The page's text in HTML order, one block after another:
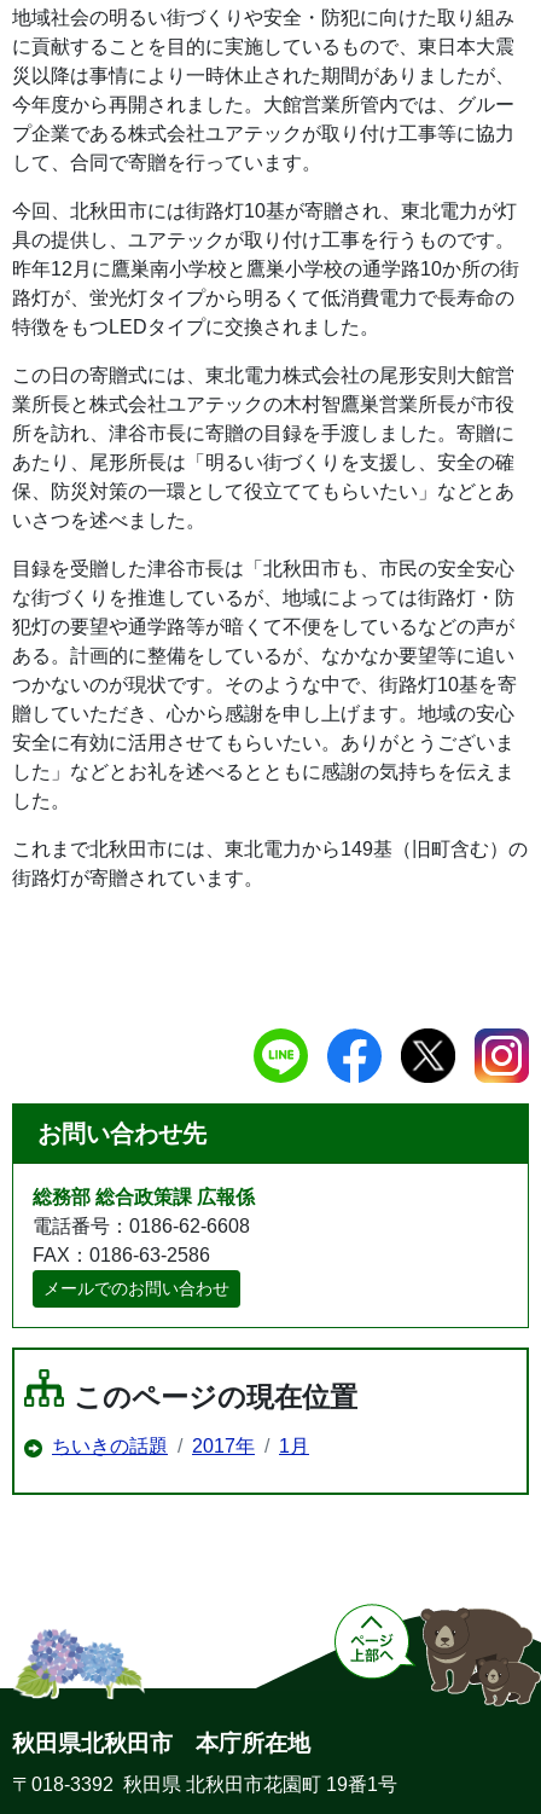
地域社会の明るい街づくりや安全・防犯に向けた取り組み
に貢献することを目的に実施しているもので、東日本大震
災以降は事情により一時休止された期間がありましたが、
今年度から再開されました。大館営業所管内では、グルー
プ企業である株式会社ユアテックが取り付け工事等に協力
して、合同で寄贈を行っています。
今回、北秋田市には街路灯10基が寄贈され、東北電力が灯
具の提供し、ユアテックが取り付け工事を行うものです。
昨年12月に鷹巣南小学校と鷹巣小学校の通学路10か所の街
路灯が、蛍光灯タイプから明るくて低消費電力で長寿命の
特徴をもつLEDタイプに交換されました。
この日の寄贈式には、東北電力株式会社の尾形安則大館営
業所長と株式会社ユアテックの木村智鷹巣営業所長が市役
所を訪れ、津谷市長に寄贈の目録を手渡しました。寄贈に
あたり、尾形所長は「明るい街づくりを支援し、安全の確
保、防災対策の一環として役立ててもらいたい」などとあ
いさつを述べました。
目録を受贈した津谷市長は「北秋田市も、市民の安全安心
な街づくりを推進しているが、地域によっては街路灯・防
犯灯の要望や通学路等が暗くて不便をしているなどの声が
ある。計画的に整備をしているが、なかなか要望等に追い
つかないのが現状です。そのような中で、街路灯10基を寄
贈していただき、心から感謝を申し上げます。地域の安心
安全に有効に活用させてもらいたい。ありがとうございま
した」などとお礼を述べるとともに感謝の気持ちを伝えま
した。
これまで北秋田市には、東北電力から149基（旧町含む）の
街路灯が寄贈されています。
お問い合わせ先
総務部 総合政策課 広報係
電話番号：0186-62-6608
FAX：0186-63-2586
メールでのお問い合わせ
このページの現在位置
ちいきの話題 2017年 1月
秋田県北秋田市 本庁所在地
〒018-3392 秋田県 北秋田市花園町 19番1号